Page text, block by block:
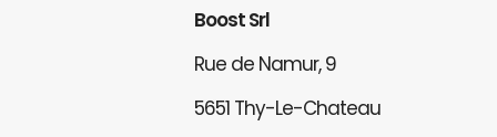
Boost Srl
Rue de Namur, 9
5651 Thy-Le-Chateau